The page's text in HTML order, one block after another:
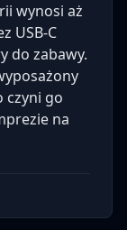
wynosi aż
USB-C
do zabawy.
czyni go
na